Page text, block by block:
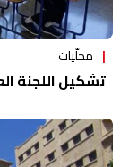
محلّيات
تشكيل اللجنة